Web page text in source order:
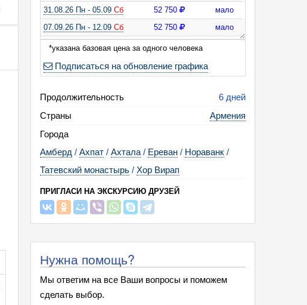
31.08.26 Пн - 05.09Сб 52 750
мало
07.09.26 Пн - 12.09Сб 52 750
мало
14.09.26 Пн - 19.09Сб 52 750
21.09.26 Пн - 26.09
28.09.26 Пн - 03.10Сб 52 750 мало
*указана базовая цена за одного человека
Подписаться на обновление графика
Продолжительность
6 дней
Страны
Армения
Города
Амберд /Ахпат /Ахтала / Ереван / Нораванк /
Татевский монастырь /Хор Вирап
ПРИГЛАСИ НА ЭКСКУРСИЮ ДРУЗЕЙ
обрывом монастырь Сагмосаванк, средневековые храмы Ахпат, Санаин,
Кудри русалки, пещерный комплекс Зарни-Парни, фабрика сухофруктов, 6
Нужна помощь?
Мы ответим на все Ваши вопросы и поможем
сделать выбор.